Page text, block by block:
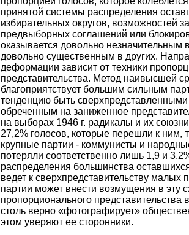
принятой системы распределения
избирательных округов, возможностей
предвыборных соглашений или
оказывается довольно незначительным
довольно существенным в других.
деформации зависит от техники
представительства. Метод наивысшей
благоприятствует большим сильным
тенденцию быть
обреченным на заниженное
на выборах 1946 г. радикалы и их
27,2% голосов, которые перешли к ним,
крупные партии - коммунисты и
потеряли соответственно лишь 1,9 и
распределения большинства
ведет к сверхпредставительству малых
партии может внести возмущения в эту
пропорционального представительства
столь верно «фотографирует»
этом уверяют ее сторонники.